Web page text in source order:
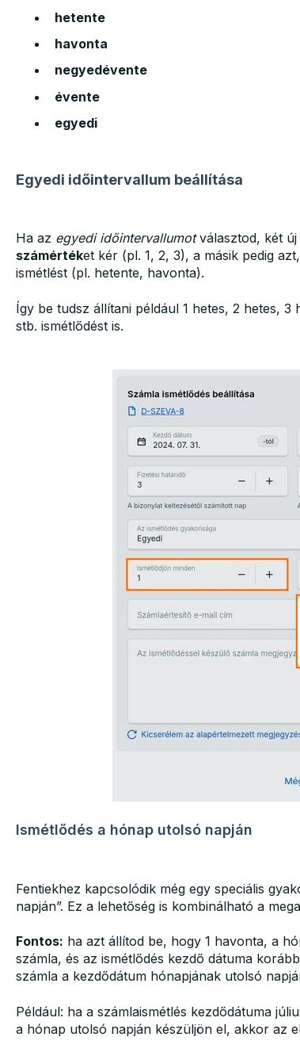
hetente
havonta
negyedévente
évente
egyedi
Egyedi időintervallum beállítása
Ha az egyedi időintervallumotválasztod, két új
számértéket kér (pl. 1, 2, 3), a másik pedig
ismétlést (pl. hetente, havonta).
Így be tudsz állítani például 1 hetes, 2 hetes,
stb. ismétlődést is.
Ismétlődés a hónap utolsó napján
Fentiekhez kapcsolódik még egy speciális
napján”. Ez a lehetőség is kombinálható a
Fontos: ha azt állítod be, hogy 1 havonta, a
számla, és az ismétlődés kezdő dátuma
számla a kezdődátum hónapjának utolsó
Például: ha a számlaismétlés kezdődátuma
a hónap utolsó napján készüljön el, akkor az